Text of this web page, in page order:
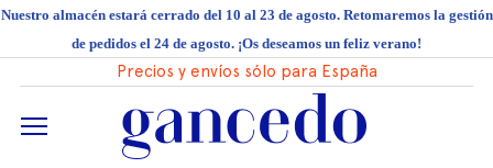
Nuestro almacén estará cerrado del 10 al 23 de agosto. Retomaremos la gestión
de pedidos el 24 de agosto. ¡Os deseamos un feliz verano!
Precios y envíos sólo para España